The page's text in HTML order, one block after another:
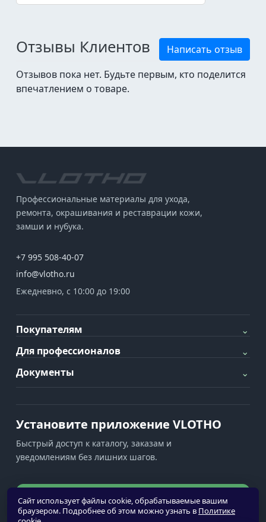
Сайт использует файлы cookie, обрабатываемые вашим
браузером. Подробнее об этом можно узнать в Политике
Отзывы Клиентов
Написать отзыв
Отзывов пока нет. Будьте первым, кто поделится
впечатлением о товаре.
Профессиональные материалы для ухода,
ремонта, окрашивания и реставрации кожи,
замши и нубука.
+7 995 508-40-07
info@vlotho.ru
Ежедневно, с 10:00 до 19:00
Покупателям
⌄
Для профессионалов
⌄
Документы
⌄
Установите приложение VLOTHO
Быстрый доступ к каталогу, заказам и
уведомлениям без лишних шагов.
Установить приложение